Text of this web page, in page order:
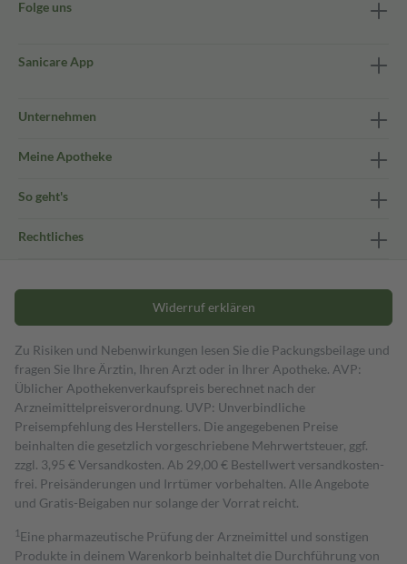
Folge uns
Sanicare App
Unternehmen
Meine Apotheke
So geht's
Rechtliches
Widerruf erklären
Zu Risiken und Nebenwirkungen lesen Sie die Packungsbeilage und
fragen Sie Ihre Ärztin, Ihren Arzt oder in Ihrer Apotheke. AVP:
Üblicher Apothekenverkaufspreis berechnet nach der
Arzneimittelpreisverordnung. UVP: Unverbindliche
Preisempfehlung des Herstellers. Die angegebenen Preise
beinhalten die gesetzlich vorgeschriebene Mehrwertsteuer, ggf.
zzgl. 3,95 € Versandkosten. Ab 29,00 € Bestell­wert versand­kosten­
frei. Preisänderungen und Irrtümer vorbehalten. Alle Angebote
und Gratis-Beigaben nur solange der Vorrat reicht.
1 Eine pharmazeutische Prüfung der Arzneimittel und sonstigen
Produkte in deinem Warenkorb beinhaltet die Durchführung von